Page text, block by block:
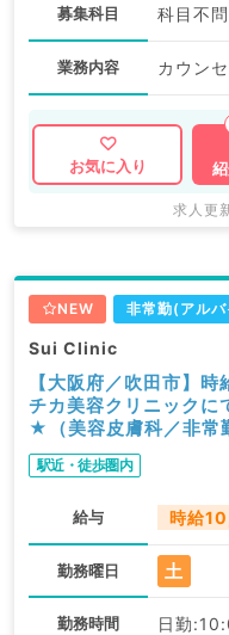
募集科目 科目不問
業務内容 カウン
お気に入り
求人更
NEW 非常勤(アル
Sui Clinic
【大阪府／吹田市】
チカ美容クリニックに
★（美容皮膚科／非常
駅近・徒歩圏内
給与 時給
勤務曜日 土
勤務時間 日勤